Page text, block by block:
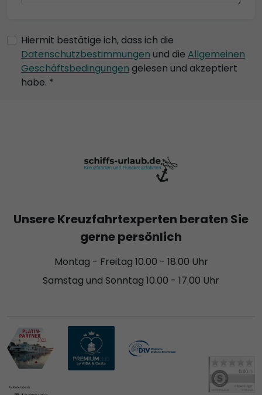
Hiermit bestätige ich, dass ich die
Datenschutzbestimmungen und die Allgemeinen
Geschäftsbedingungen gelesen und akzeptiert
habe. *
Unsere Kreuzfahrtexperten beraten Sie
gerne persönlich
Montag - Freitag 10.00 - 18.00 Uhr
Samstag und Sonntag 10.00 - 17.00 Uhr